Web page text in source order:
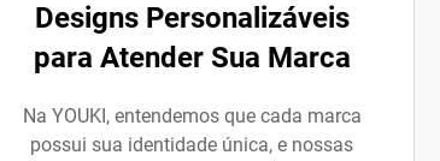
Designs Personalizáveis
para Atender Sua Marca
Na YOUKI, entendemos que cada marca
possui sua identidade única, e nossas